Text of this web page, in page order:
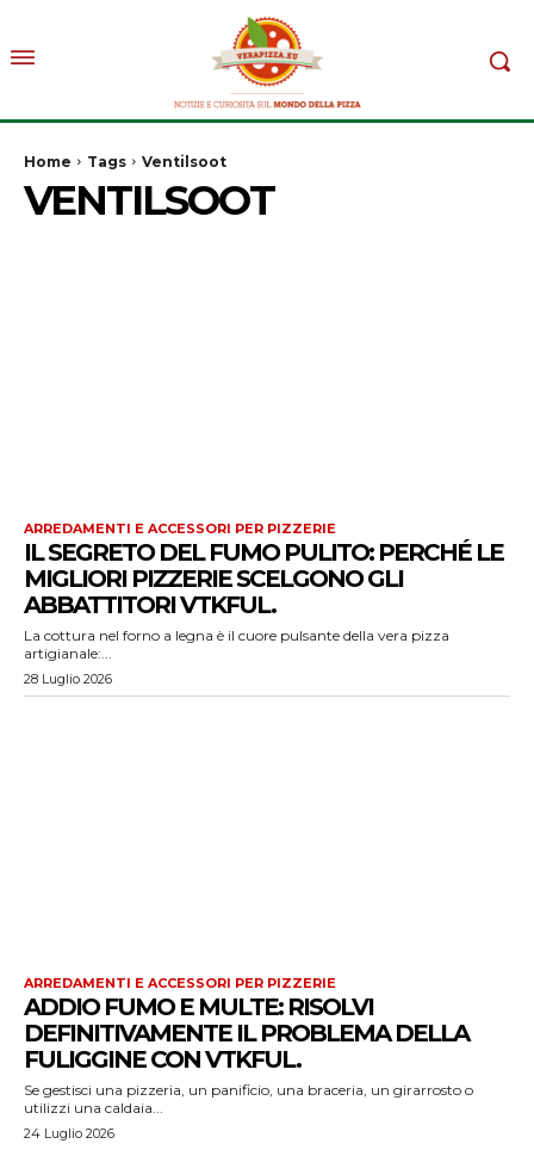
Home Tags Ventilsoot
VENTILSOOT
ARREDAMENTI E ACCESSORI PER PIZZERIE
IL SEGRETO DEL FUMO PULITO: PERCHÉ LE
MIGLIORI PIZZERIE SCELGONO GLI
ABBATTITORI VTKFUL.
La cottura nel forno a legna è il cuore pulsante della vera pizza
artigianale:...
28 Luglio 2026
ARREDAMENTI E ACCESSORI PER PIZZERIE
ADDIO FUMO E MULTE: RISOLVI
DEFINITIVAMENTE IL PROBLEMA DELLA
FULIGGINE CON VTKFUL.
Se gestisci una pizzeria, un panificio, una braceria, un girarrosto o
utilizzi una caldaia...
24 Luglio 2026